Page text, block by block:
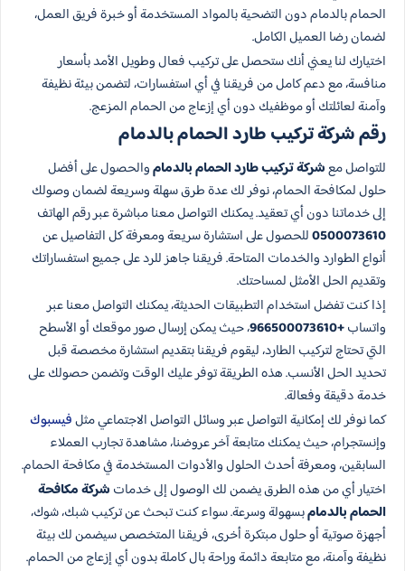
الحمام بالدمام دون التضحية بالمواد المستخدمة أو خبرة فريق العمل،
لضمان رضا العميل الكامل.
اختيارك لنا يعني أنك ستحصل على تركيب فعال وطويل الأمد بأسعار
منافسة، مع دعم كامل من فريقنا في أي استفسارات، لتضمن بيئة نظيفة
وآمنة لعائلتك أو موظفيك دون أي إزعاج من الحمام المزعج.
رقم شركة تركيب طارد الحمام بالدمام
للتواصل معشركة تركيب طارد الحمام بالدماموالحصول على أفضل
حلول لمكافحة الحمام، نوفر لك عدة طرق سهلة وسريعة لضمان وصولك
إلى خدماتنا دون أي تعقيد. يمكنك التواصل معنا مباشرة عبر رقم الهاتف
0500073610للحصول على استشارة سريعة ومعرفة كل التفاصيل عن
أنواع الطوارد والخدمات المتاحة. فريقنا جاهز للرد على جميع استفساراتك
وتقديم الحل الأمثل لمساحتك.
إذا كنت تفضل استخدام التطبيقات الحديثة، يمكنك التواصل معنا عبر
واتساب+966500073610
، حيث يمكن إرسال صور موقعك أو الأسطح
التي تحتاج لتركيب الطارد، ليقوم فريقنا بتقديم استشارة مخصصة قبل
تحديد الحل الأنسب. هذه الطريقة توفر عليك الوقت وتضمن حصولك على
خدمة دقيقة وفعالة.
كما نوفر لك إمكانية التواصل عبر وسائل التواصل الاجتماعي مثلفيسبوك
وإنستجرام، حيث يمكنك متابعة آخر عروضنا، مشاهدة تجارب العملاء
السابقين، ومعرفة أحدث الحلول والأدوات المستخدمة في مكافحة الحمام.
اختيار أي من هذه الطرق يضمن لك الوصول إلى خدمات شركة مكافحة
الحمام بالدمامبسهولة وسرعة. سواء كنت تبحث عن تركيب شبك، شوك،
أجهزة صوتية أو حلول مبتكرة أخرى، فريقنا المتخصص سيضمن لك بيئة
نظيفة وآمنة، مع متابعة دائمة وراحة بال كاملة بدون أي إزعاج من الحمام.